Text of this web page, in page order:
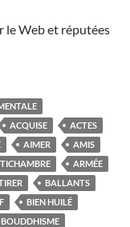
le Web et réputées
ACQUISE
ACTES
AIMER
AMIS
ARMÉE
BALLANTS
BIEN HUILÉ
BOUDDHISME